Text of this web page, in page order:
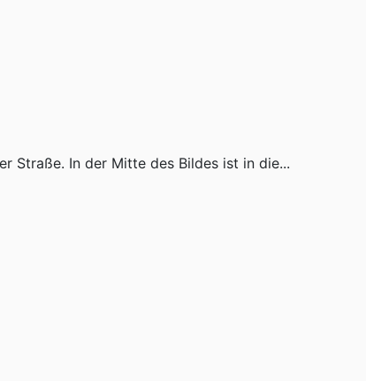
Straße. In der Mitte des Bildes ist in die...